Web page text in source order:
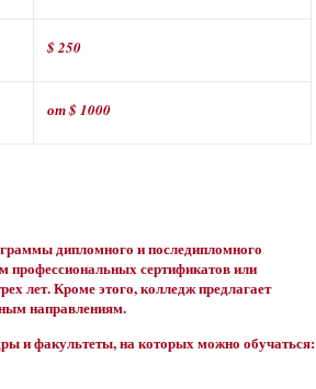
$ 250
от $ 1000
дипломного и последипломного
профессиональных сертификатов или
лет. Кроме этого, колледж предлагает
направлениям.
и факультеты, на которых можно обучаться: